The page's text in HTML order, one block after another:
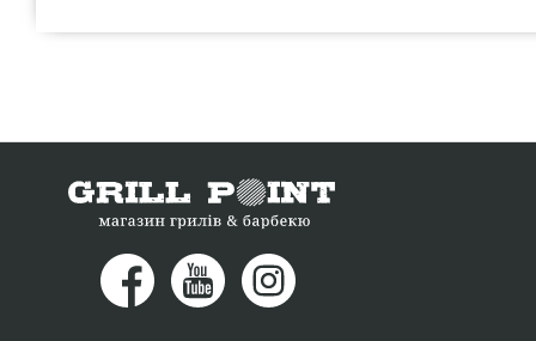
GrillPoint. Кращі пропозиції на Обробні дошки